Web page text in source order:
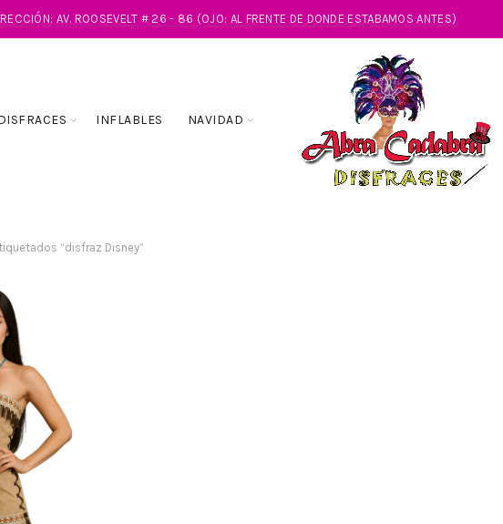
AV. ROOSEVELT # 26 - 86 (OJO: AL FRENTE DE DONDE ESTABAMOS ANTES)
INFLABLES NAVIDAD
“disfraz Disney”